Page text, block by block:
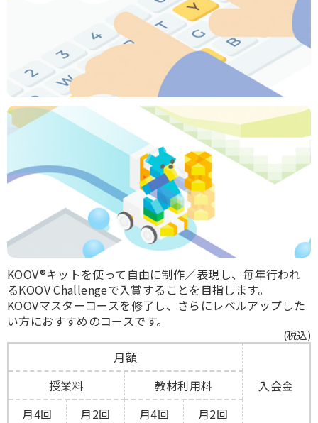
KOOV®キットを使って自由に制作／表現し、毎年行われ
るKOOV Challengeで入賞することを目指します。
KOOVマスターコースを修了し、さらにレベルアップした
い方におすすめのコースです。
(税込)
月額
入会金
授業料
教材利用料
月4回
月2回 月4回
月2回